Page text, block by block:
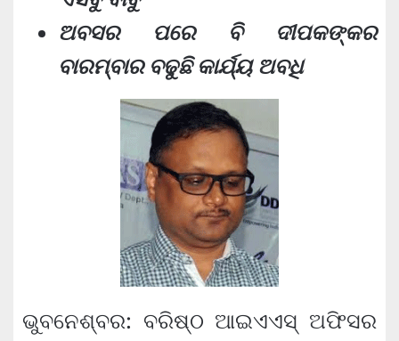
ଅବସର ପରେ ବି ଦୀପକଙ୍କର
ବାରମ୍ବାର ବଢୁଛି କାର୍ଯ୍ୟ ଅବଧି
ଭୁବନେଶ୍ବର: ବରିଷ୍ଠ ଆଇଏଏସ୍ ଅଫିସର